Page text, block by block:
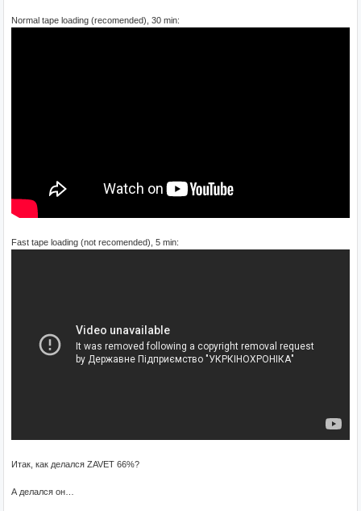
Normal tape loading (recomended), 30 min:
Fast tape loading (not recomended), 5 min:
Итак, как делался ZAVET 66%?
А делался он…